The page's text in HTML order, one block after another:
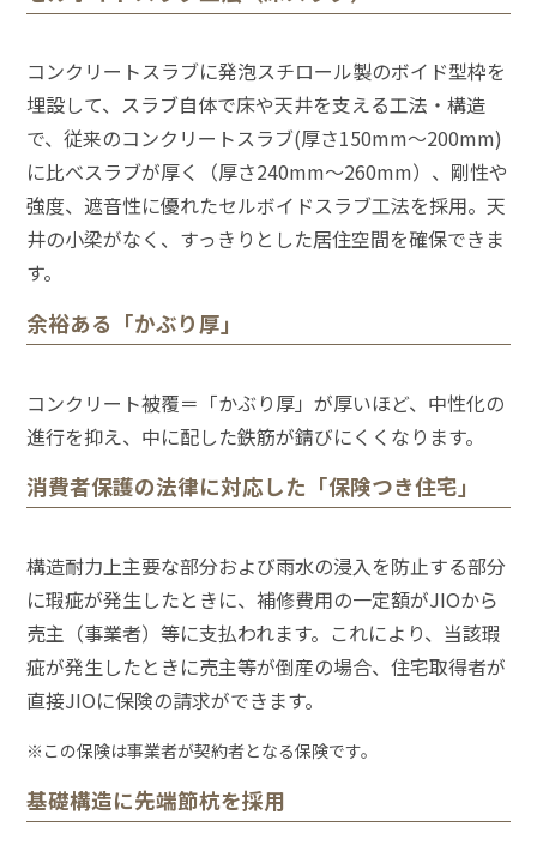
コンクリートスラブに発泡スチロール製のボイド型枠を
埋設して、スラブ自体で床や天井を支える工法・構造
で、従来のコンクリートスラブ(厚さ150mm〜200mm)
に比べスラブが厚く（厚さ240mm〜260mm）、剛性や
強度、遮音性に優れたセルボイドスラブ工法を採用。天
井の小梁がなく、すっきりとした居住空間を確保できま
す。
余裕ある「かぶり厚」
コンクリート被覆＝「かぶり厚」が厚いほど、中性化の
進行を抑え、中に配した鉄筋が錆びにくくなります。
消費者保護の法律に対応した「保険つき住宅」
構造耐力上主要な部分および雨水の浸入を防止する部分
に瑕疵が発生したときに、補修費用の一定額がJIOから
売主（事業者）等に支払われます。これにより、当該瑕
疵が発生したときに売主等が倒産の場合、住宅取得者が
直接JIOに保険の請求ができます。
※この保険は事業者が契約者となる保険です。
基礎構造に先端節杭を採用